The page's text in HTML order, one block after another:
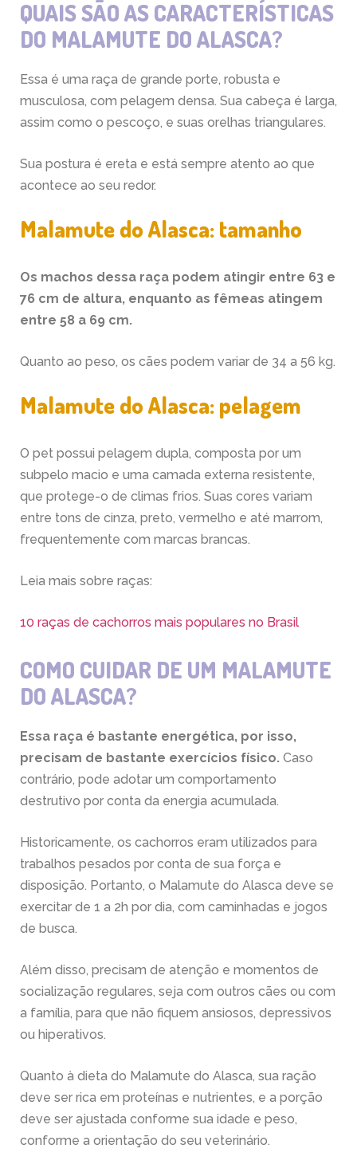
QUAIS SÃO AS CARACTERÍSTICAS
DO MALAMUTE DO ALASCA?
Essa é uma raça de grande porte, robusta e
musculosa, com pelagem densa. Sua cabeça é larga,
assim como o pescoço, e suas orelhas triangulares.
Sua postura é ereta e está sempre atento ao que
acontece ao seu redor.
Malamute do Alasca: tamanho
Os machos dessa raça podem atingir entre 63 e
76 cm de altura, enquanto as fêmeas atingem
entre 58 a 69 cm.
Quanto ao peso, os cães podem variar de 34 a 56 kg.
Malamute do Alasca: pelagem
O pet possui pelagem dupla, composta por um
subpelo macio e uma camada externa resistente,
que protege-o de climas frios. Suas cores variam
entre tons de cinza, preto, vermelho e até marrom,
frequentemente com marcas brancas.
Leia mais sobre raças:
10 raças de cachorros mais populares no Brasil
COMO CUIDAR DE UM MALAMUTE
DO ALASCA?
Essa raça é bastante energética, por isso,
precisam de bastante exercícios físico. Caso
contrário, pode adotar um comportamento
destrutivo por conta da energia acumulada.
Historicamente, os cachorros eram utilizados para
trabalhos pesados por conta de sua força e
disposição. Portanto, o Malamute do Alasca deve se
exercitar de 1 a 2h por dia, com caminhadas e jogos
de busca.
Além disso, precisam de atenção e momentos de
socialização regulares, seja com outros cães ou com
a família, para que não fiquem ansiosos, depressivos
ou hiperativos.
Quanto à dieta do Malamute do Alasca, sua ração
deve ser rica em proteínas e nutrientes, e a porção
deve ser ajustada conforme sua idade e peso,
conforme a orientação do seu veterinário.